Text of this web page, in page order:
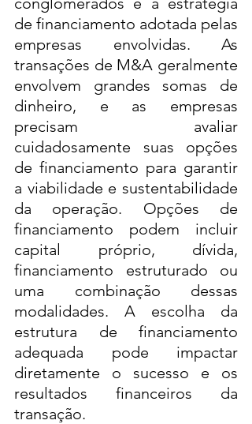
de financiamento adotada pelas
empresas envolvidas. As
transações de M&A geralmente
envolvem grandes somas de
dinheiro, e as empresas
precisam avaliar
cuidadosamente suas opções
de financiamento para garantir
a viabilidade e sustentabilidade
da operação. Opções de
financiamento podem incluir
capital próprio, dívida,
financiamento estruturado ou
uma combinação dessas
modalidades. A escolha da
estrutura de financiamento
adequada pode impactar
diretamente o sucesso e os
resultados financeiros da
transação.